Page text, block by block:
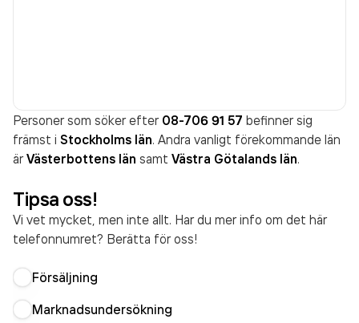
Personer som söker efter 08-706 91 57 befinner sig
främst i Stockholms län. Andra vanligt förekommande län
är Västerbottens län samt Västra Götalands län.
Tipsa oss!
Vi vet mycket, men inte allt. Har du mer info om det här
telefonnumret? Berätta för oss!
Försäljning
Marknadsundersökning